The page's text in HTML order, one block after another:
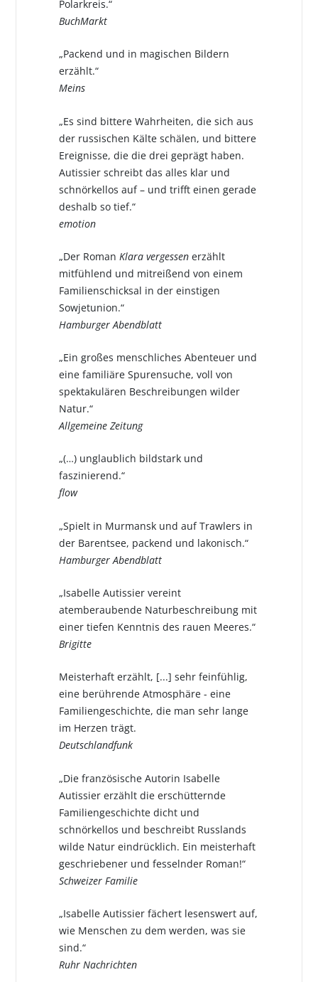
Polarkreis.“
BuchMarkt
„Packend und in magischen Bildern
erzählt.“
Meins
„Es sind bittere Wahrheiten, die sich aus
der russischen Kälte schälen, und bittere
Ereignisse, die die drei geprägt haben.
Autissier schreibt das alles klar und
schnörkellos auf – und trifft einen gerade
deshalb so tief.“
emotion
„Der Roman Klara vergessenerzählt
mitfühlend und mitreißend von einem
Familienschicksal in der einstigen
Sowjetunion.“
Hamburger Abendblatt
„Ein großes menschliches Abenteuer und
eine familiäre Spurensuche, voll von
spektakulären Beschreibungen wilder
Natur.“
Allgemeine Zeitung
„(…) unglaublich bildstark und
faszinierend.“
flow
„Spielt in Murmansk und auf Trawlers in
der Barentsee, packend und lakonisch.“
Hamburger Abendblatt
„Isabelle Autissier vereint
atemberaubende Naturbeschreibung mit
einer tiefen Kenntnis des rauen Meeres.“
Brigitte
Meisterhaft erzählt, [...] sehr feinfühlig,
eine berührende Atmosphäre - eine
Familiengeschichte, die man sehr lange
im Herzen trägt.
Deutschlandfunk
„Die französische Autorin Isabelle
Autissier erzählt die erschütternde
Familiengeschichte dicht und
schnörkellos und beschreibt Russlands
wilde Natur eindrücklich. Ein meisterhaft
geschriebener und fesselnder Roman!“
Schweizer Familie
„Isabelle Autissier fächert lesenswert auf,
wie Menschen zu dem werden, was sie
sind.“
Ruhr Nachrichten